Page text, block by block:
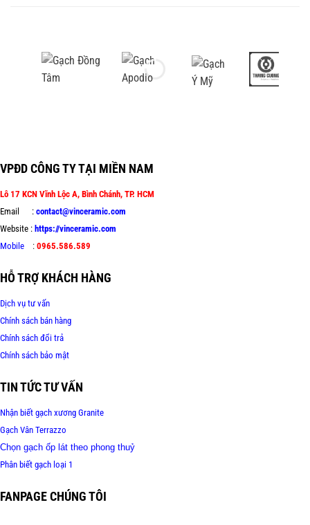
VPĐD CÔNG TY TẠI MIỀN NAM
Lô 17 KCN Vĩnh Lộc A, Bình Chánh, TP. HCM
Email : contact@vinceramic.com
Website : https://vinceramic.com
Mobile : 0965.586.589
HỖ TRỢ KHÁCH HÀNG
Dịch vụ tư vấn
Chính sách bán hàng
Chính sách đổi trả
Chính sách bảo mật
TIN TỨC TƯ VẤN
Nhận biết gạch xương Granite
Gạch Vân Terrazzo
Chọn gạch ốp lát theo phong thuỷ
Phân biết gạch loại 1
FANPAGE CHÚNG TÔI